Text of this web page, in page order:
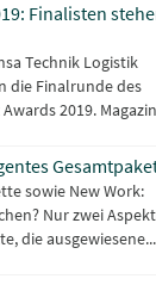
Finalisten
Technik Logistik
die Finalrunde des
2019.
sowie New Work:
Nur zwei
die ausgewiesene...